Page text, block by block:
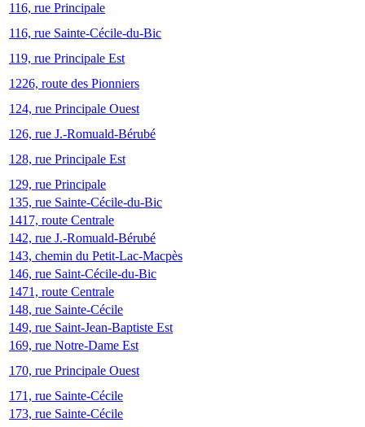
116, rue Principale
116, rue Sainte-Cécile-du-Bic
119, rue Principale Est
1226, route des Pionniers
124, rue Principale Ouest
126, rue J.-Romuald-Bérubé
128, rue Principale Est
129, rue Principale
135, rue Sainte-Cécile-du-Bic
1417, route Centrale
142, rue J.-Romuald-Bérubé
143, chemin du Petit-Lac-Macpès
146, rue Saint-Cécile-du-Bic
1471, route Centrale
148, rue Sainte-Cécile
149, rue Saint-Jean-Baptiste Est
169, rue Notre-Dame Est
170, rue Principale Ouest
171, rue Sainte-Cécile
173, rue Sainte-Cécile